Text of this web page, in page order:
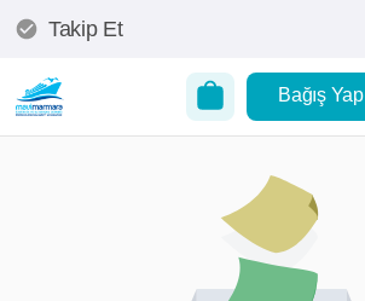
Takip Et
Bağış Yap